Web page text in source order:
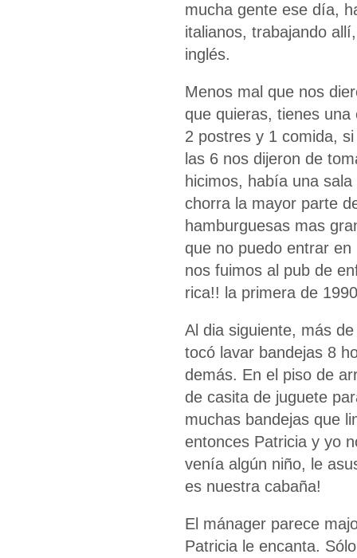
mucha gente ese día,
italianos, trabajando
inglés.
Menos mal que nos
que quieras, tienes
2 postres y 1 comida,
las 6 nos dijeron de
hicimos, había una
chorra la mayor parte
hamburguesas mas
que no puedo entrar
nos fuimos al pub de
rica!! la primera de
Al dia siguiente, más
tocó lavar bandejas 8
demás. En el piso de
de casita de juguete
muchas bandejas que
entonces Patricia y yo
venía algún niño, le
es nuestra cabaña!
El mánager parece
Patricia le encanta.